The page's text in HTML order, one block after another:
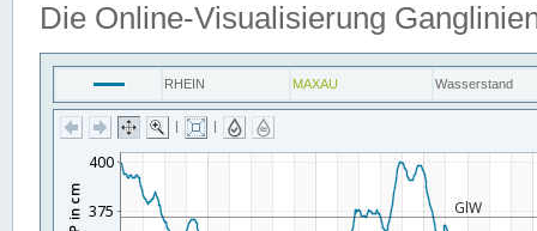
Die Online-Visualisierung